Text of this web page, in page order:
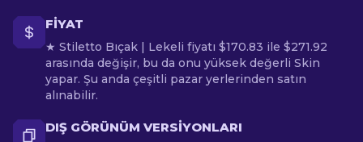
FIYAT
★ Stiletto Bıçak | Lekeli fiyatı $170.83 ile $271.92
arasında değişir, bu da onu yüksek değerli Skin
yapar. Şu anda çeşitli pazar yerlerinden satın
alınabilir.
DIŞ GÖRÜNÜM VERSIYONLARI